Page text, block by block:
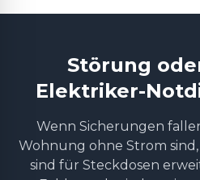
Störung
Elektriker-
Wenn Sicherungen
Wohnung ohne Strom
sind für Steckdosen